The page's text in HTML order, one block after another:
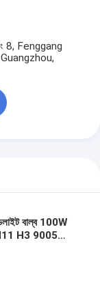
নং 8, Fenggang
বাল্ব 100W
H3 9005